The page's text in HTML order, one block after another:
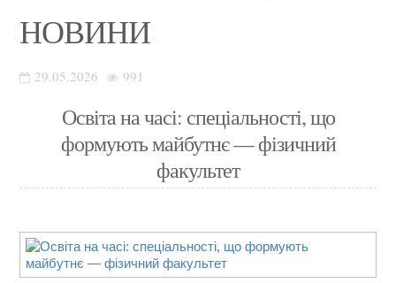
НОВИНИ
29.05.2026 991
Освіта на часі: спеціальності, що
формують майбутнє — фізичний
факультет